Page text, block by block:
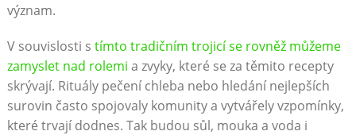
význam.
V souvislosti s tímto tradičním trojicí se rovněž můžeme
zamyslet nad rolemi a zvyky, které se za těmito recepty
skrývají. Rituály pečení chleba nebo hledání nejlepších
surovin často spojovaly komunity a vytvářely vzpomínky,
které trvají dodnes. Tak budou sůl, mouka a voda i